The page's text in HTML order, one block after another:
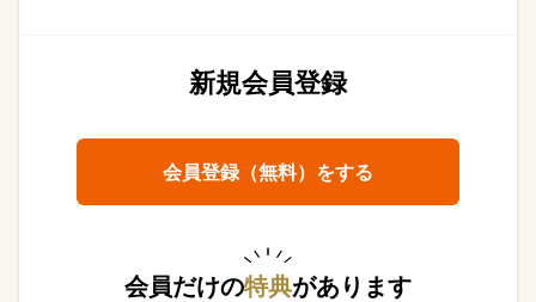
新規会員登録
会員登録（無料）をする
会員だけの特典があります